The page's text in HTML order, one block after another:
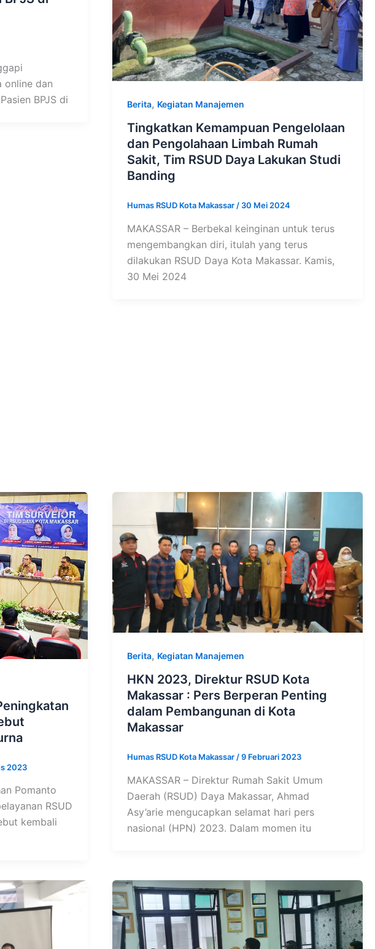
online dan
BPJS di
Berita, Kegiatan Manajemen
Tingkatkan Kemampuan Pengelolaan
dan Pengolahaan Limbah Rumah
Sakit, Tim RSUD Daya Lakukan Studi
Banding
Humas RSUD Kota Makassar / 30 Mei 2024
MAKASSAR – Berbekal keinginan untuk terus
mengembangkan diri, itulah yang terus
dilakukan RSUD Daya Kota Makassar. Kamis,
30 Mei 2024
2023
Pomanto
RSUD
kembali
Berita, Kegiatan Manajemen
HKN 2023, Direktur RSUD Kota
Makassar : Pers Berperan Penting
dalam Pembangunan di Kota
Makassar
Humas RSUD Kota Makassar /9 Februari 2023
MAKASSAR – Direktur Rumah Sakit Umum
Daerah (RSUD) Daya Makassar, Ahmad
Asy’arie mengucapkan selamat hari pers
nasional (HPN) 2023. Dalam momen itu